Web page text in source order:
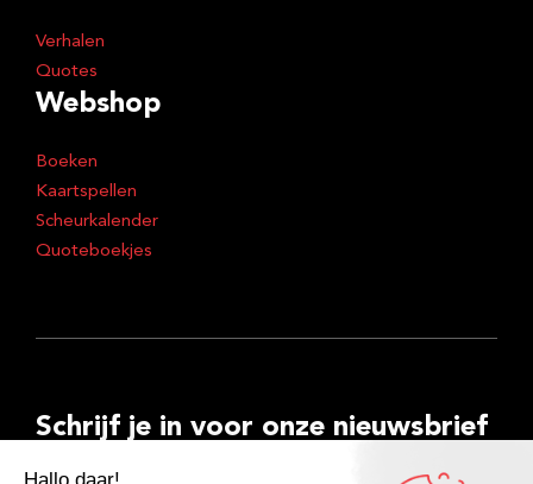
Verhalen
Quotes
Webshop
Boeken
Kaartspellen
Scheurkalender
Quoteboekjes
Schrijf je in voor onze nieuwsbrief